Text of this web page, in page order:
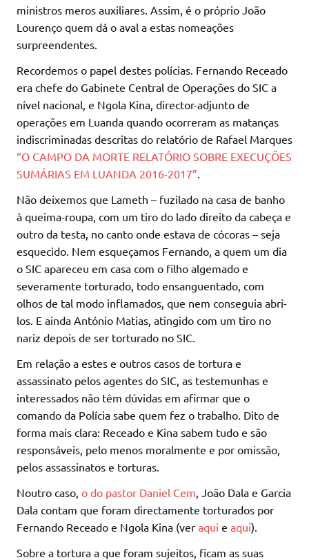
ministros meros auxiliares. Assim, é o próprio João
Lourenço quem dá o aval a estas nomeações
surpreendentes.
Recordemos o papel destes polícias. Fernando Receado
era chefe do Gabinete Central de Operações do SIC a
nível nacional, e Ngola Kina, director-adjunto de
operações em Luanda quando ocorreram as matanças
indiscriminadas descritas do relatório de Rafael Marques
“O CAMPO DA MORTE RELATÓRIO SOBRE EXECUÇÕES
SUMÁRIAS EM LUANDA 2016-2017”
Não deixemos que Lameth – fuzilado na casa de banho
à queima-roupa, com um tiro do lado direito da cabeça e
outro da testa, no canto onde estava de cócoras – seja
esquecido. Nem esqueçamos Fernando, a quem um dia
o SIC apareceu em casa com o filho algemado e
severamente torturado, todo ensanguentado, com
olhos de tal modo inflamados, que nem conseguia abri-
los. E ainda António Matias, atingido com um tiro no
nariz depois de ser torturado no SIC.
Em relação a estes e outros casos de tortura e
assassinato pelos agentes do SIC, as testemunhas e
interessados não têm dúvidas em afirmar que o
comando da Polícia sabe quem fez o trabalho. Dito de
forma mais clara: Receado e Kina sabem tudo e são
responsáveis, pelo menos moralmente e por omissão,
pelos assassinatos e torturas.
Noutro caso, o do pastor Daniel Cem , João Dala e Garcia
Dala contam que foram directamente torturados por
Fernando Receado e Ngola Kina (ver aqui e aqui).
Sobre a tortura a que foram sujeitos, ficam as suas